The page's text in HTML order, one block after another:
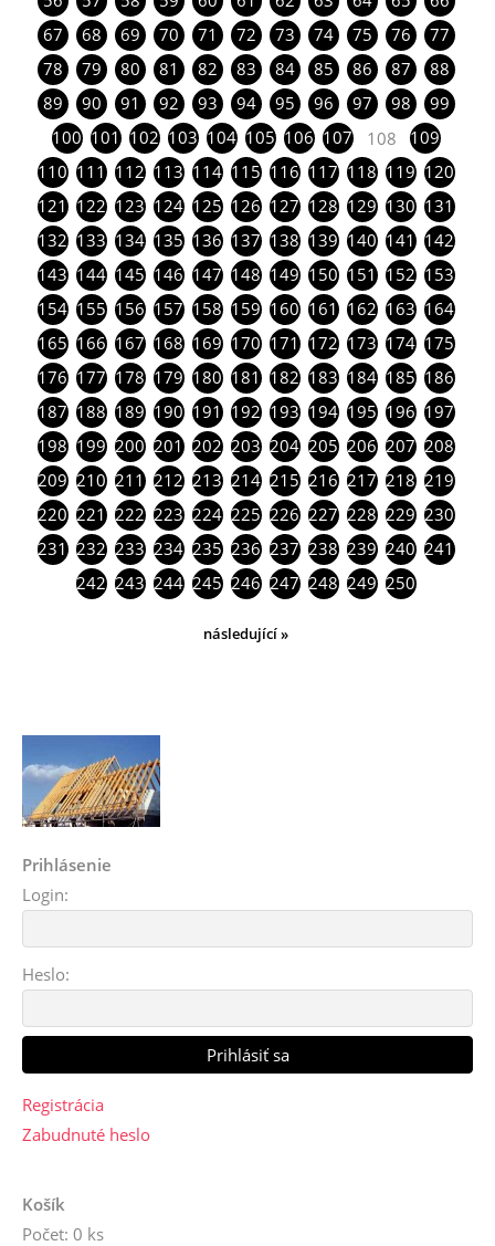
67
68 69 70 71 72 73 74 75 76
77
78
79 80 81 82 83 84 85 86 87
88
89
90 91 92 93 94 95 96 97 98
99
100 101 102 103 104 105 106 107 108
109
110 111 112 113 114 115 116 117 118 119 120
121 122 123 124 125 126 127 128 129 130 131
132 133 134 135 136 137 138 139 140 141 142
143 144 145 146 147 148 149 150 151 152 153
154 155 156 157 158 159 160 161 162 163 164
165 166 167 168 169 170 171 172 173 174 175
176 177 178 179 180 181 182 183 184 185 186
187 188 189 190 191 192 193 194 195 196 197
198 199 200 201 202 203 204 205 206 207 208
209 210 211 212 213 214 215 216 217 218 219
220 221 222 223 224 225 226 227 228 229 230
231 232 233 234 235 236 237 238 239 240 241
242 243 244 245 246 247 248 249 250
následující »
Prihlásenie
Login:
Heslo:
Registrácia
Zabudnuté heslo
Košík
Počet: 0 ks